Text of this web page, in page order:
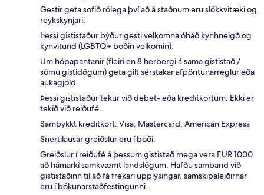
Gestir geta sofið rólega því að á staðnum eru slökkvitæki og
reykskynjari.
Þessi gististaður býður gesti velkomna óháð kynhneigð og
kynvitund (LGBTQ+ boðin velkomin).
Um hópapantanir (fleiri en 8 herbergi á sama gististað /
sömu gistidögum) geta gilt sérstakar afpöntunarreglur eða
aukagjöld.
Þessi gististaður tekur við debet- eða kreditkortum. Ekki er
tekið við reiðufé.
Samþykkt kreditkort: Visa, Mastercard, American Express
Snertilausar greiðslur eru í boði.
Greiðslur í reiðufé á þessum gististað mega vera EUR 1000
að hámarki samkvæmt landslögum. Hafðu samband við
gististaðinn til að fá frekari upplýsingar, samskipaleiðirnar
eru í bókunarstaðfestingunni.